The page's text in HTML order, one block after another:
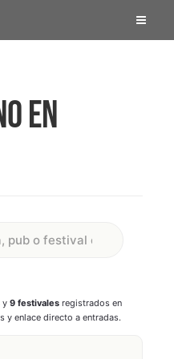
EN
y 9 festivales registrados en
y enlace directo a entradas.